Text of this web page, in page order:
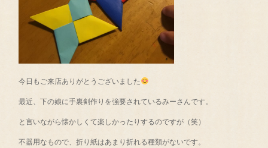
今日もご来店ありがとうございました
最近、下の娘に手裏剣作りを強要されているみーさんです。
と言いながら懐かしくて楽しかったりするのですが（笑）
不器用なもので、折り紙はあまり折れる種類がないです。